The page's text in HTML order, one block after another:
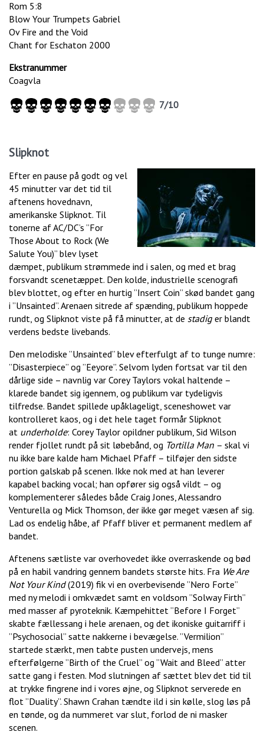
Rom 5:8
Blow Your Trumpets Gabriel
Ov Fire and the Void
Chant for Eschaton 2000
Ekstranummer
Coagvla
7/10
Slipknot
Efter en pause på godt og vel
45 minutter var det tid til
aftenens hovednavn,
amerikanske Slipknot. Til
tonerne af AC/DC’s ”For
Those About to Rock (We
Salute You)” blev lyset
dæmpet, publikum strømmede ind i salen, og med et brag
forsvandt scenetæppet. Den kolde, industrielle scenografi
blev blottet, og efter en hurtig ”Insert Coin” skød bandet gang
i ”Unsainted”. Arenaen sitrede af spænding, publikum hoppede
rundt, og Slipknot viste på få minutter, at de stadiger blandt
verdens bedste livebands.
Den melodiske ”Unsainted” blev efterfulgt af to tunge numre:
”Disasterpiece” og ”Eeyore”. Selvom lyden fortsat var til den
dårlige side – navnlig var Corey Taylors vokal haltende –
klarede bandet sig igennem, og publikum var tydeligvis
tilfredse. Bandet spillede upåklageligt, sceneshowet var
kontrolleret kaos, og i det hele taget formår Slipknot
at underholde: Corey Taylor opildner publikum, Sid Wilson
render fjollet rundt på sit løbebånd, og Tortilla Man – skal vi
nu ikke bare kalde ham Michael Pfaff – tilføjer den sidste
portion galskab på scenen. Ikke nok med at han leverer
kapabel backing vocal; han opfører sig også vildt – og
komplementerer således både Craig Jones, Alessandro
Venturella og Mick Thomson, der ikke gør meget væsen af sig.
Lad os endelig håbe, af Pfaff bliver et permanent medlem af
bandet.
Aftenens sætliste var overhovedet ikke overraskende og bød
på en habil vandring gennem bandets største hits. Fra We Are
Not Your Kind(2019) fik vi en overbevisende ”Nero Forte”
med ny melodi i omkvædet samt en voldsom ”Solway Firth”
med masser af pyroteknik. Kæmpehittet ”Before I Forget”
skabte fællessang i hele arenaen, og det ikoniske guitarriff i
”Psychosocial” satte nakkerne i bevægelse. ”Vermilion”
startede stærkt, men tabte pusten undervejs, mens
efterfølgerne ”Birth of the Cruel” og ”Wait and Bleed” atter
satte gang i festen. Mod slutningen af sættet blev det tid til
at trykke fingrene ind i vores øjne, og Slipknot serverede en
flot ”Duality”. Shawn Crahan tændte ild i sin kølle, slog løs på
en tønde, og da nummeret var slut, forlod de ni masker
scenen.